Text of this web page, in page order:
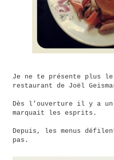
Je ne te présente plus le
restaurant de Joël
Dès l’ouverture il y a
marquait les esprits.
Depuis, les menus
pas.